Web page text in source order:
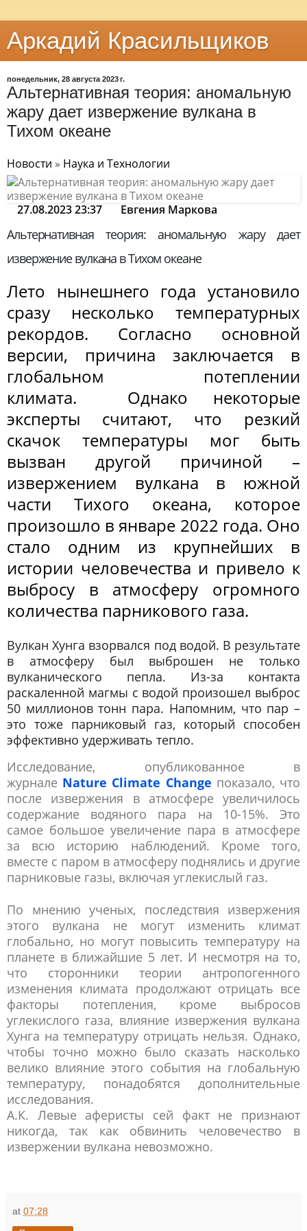
Аркадий Красильщиков
понедельник, 28 августа 2023 г.
Альтернативная теория: аномальную
жару дает извержение вулкана в
Тихом океане
Новости » Наука и Технологии
27.08.2023 23:37 Евгения Маркова
Альтернативная теория: аномальную жару дает
извержение вулкана в Тихом океане
Лето нынешнего года установило
сразу несколько температурных
рекордов. Согласно основной
версии, причина заключается в
глобальном потеплении
климата. Однако некоторые
эксперты считают, что резкий
скачок температуры мог быть
вызван другой причиной –
извержением вулкана в южной
части Тихого океана, которое
произошло в январе 2022 года. Оно
стало одним из крупнейших в
истории человечества и привело к
выбросу в атмосферу огромного
количества парникового газа.
Вулкан Хунга взорвался под водой. В результате
в атмосферу был выброшен не только
вулканического пепла. Из-за контакта
раскаленной магмы с водой произошел выброс
50 миллионов тонн пара. Напомним, что пар –
это тоже парниковый газ, который способен
эффективно удерживать тепло.
Исследование, опубликованное в
журнале Nature Climate Change показало, что
после извержения в атмосфере увеличилось
содержание водяного пара на 10-15%. Это
самое большое увеличение пара в атмосфере
за всю историю наблюдений. Кроме того,
вместе с паром в атмосферу поднялись и другие
парниковые газы, включая углекислый газ.
По мнению ученых, последствия извержения
этого вулкана не могут изменить климат
глобально, но могут повысить температуру на
планете в ближайшие 5 лет. И несмотря на то,
что сторонники теории антропогенного
изменения климата продолжают отрицать все
факторы потепления, кроме выбросов
углекислого газа, влияние извержения вулкана
Хунга на температуру отрицать нельзя. Однако,
чтобы точно можно было сказать насколько
велико влияние этого события на глобальную
температуру, понадобятся дополнительные
исследования.
А.К. Левые аферисты сей факт не признают
никогда, так как обвинить человечество в
извержении вулкана невозможно.
at 07:28